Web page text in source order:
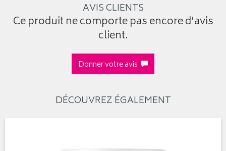
AVIS CLIENTS
Ce produit ne comporte pas encore d’avis
client.
Donner votre avis
DÉCOUVREZ ÉGALEMENT